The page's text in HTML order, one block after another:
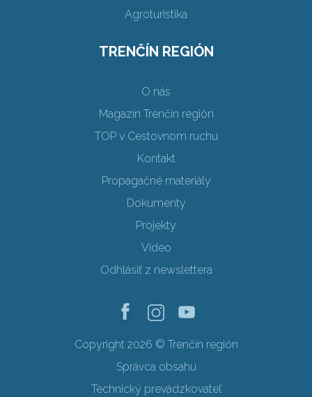
Agroturistika
TRENČÍN REGIÓN
O nás
Magazín Trenčín región
TOP v Cestovnom ruchu
Kontakt
Propagačné materiály
Dokumenty
Projekty
Video
Odhlásiť z newslettera
Copyright 2026 © Trenčín región
Správca obsahu
Technický prevádzkovateľ